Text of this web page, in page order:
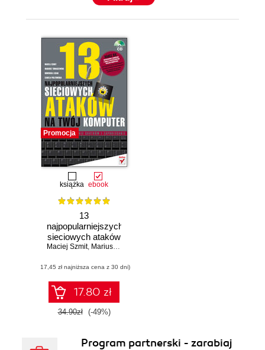
Promocja
książka ebook
13
najpopularniejszych
sieciowych ataków
na Twój komputer.
usuwanie skutków
i zapobieganie
Maciej Szmit, Mariusz Tomaszewski
(17,45 zł najniższa cena z 30 dni)
17.80 zł
34.90zł (-49%)
Program partnerski - zarabiaj